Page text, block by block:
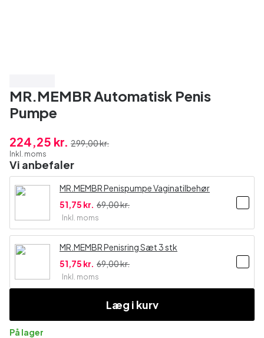
MR.MEMBR Automatisk Penis
Pumpe
224,25 kr. 299,00 kr.
Inkl. moms
Vi anbefaler
MR.MEMBR Penispumpe Vaginatilbehør
51,75 kr. 69,00 kr.
Inkl. moms
MR.MEMBR Penisring Sæt 3 stk
51,75 kr. 69,00 kr.
Inkl. moms
Læg i kurv
På lager